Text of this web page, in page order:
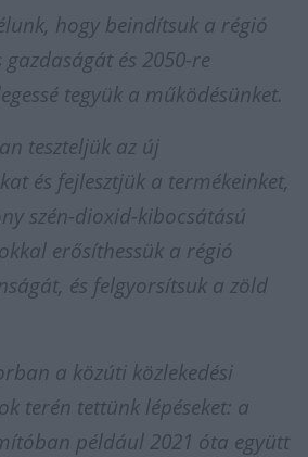
hogy beindítsuk a régió
és 2050-re
tegyük a működésünket.
teszteljük az új
és fejlesztjük a termékeinket,
szén-dioxid-kibocsátású
erősíthessük a régió
és felgyorsítsuk a zöld
a közúti közlekedési
terén tettünk lépéseket: a
például 2021 óta együtt